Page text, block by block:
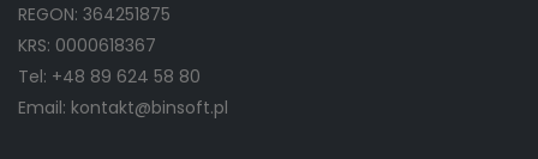
REGON: 364251875
KRS: 0000618367
Tel: +48 89 624 58 80
Email: kontakt@binsoft.pl